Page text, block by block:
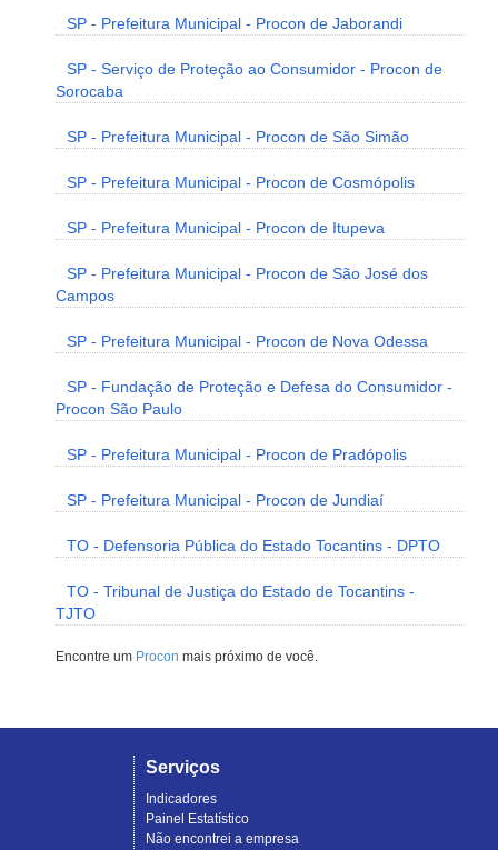
SP - Prefeitura Municipal - Procon de Jaborandi
SP - Serviço de Proteção ao Consumidor - Procon de
Sorocaba
SP - Prefeitura Municipal - Procon de São Simão
SP - Prefeitura Municipal - Procon de Cosmópolis
SP - Prefeitura Municipal - Procon de Itupeva
SP - Prefeitura Municipal - Procon de São José dos
Campos
SP - Prefeitura Municipal - Procon de Nova Odessa
SP - Fundação de Proteção e Defesa do Consumidor -
Procon São Paulo
SP - Prefeitura Municipal - Procon de Pradópolis
SP - Prefeitura Municipal - Procon de Jundiaí
TO - Defensoria Pública do Estado Tocantins - DPTO
TO - Tribunal de Justiça do Estado de Tocantins -
TJTO
Encontre um Procon mais próximo de você.
Serviços
Indicadores
Painel Estatístico
Não encontrei a empresa